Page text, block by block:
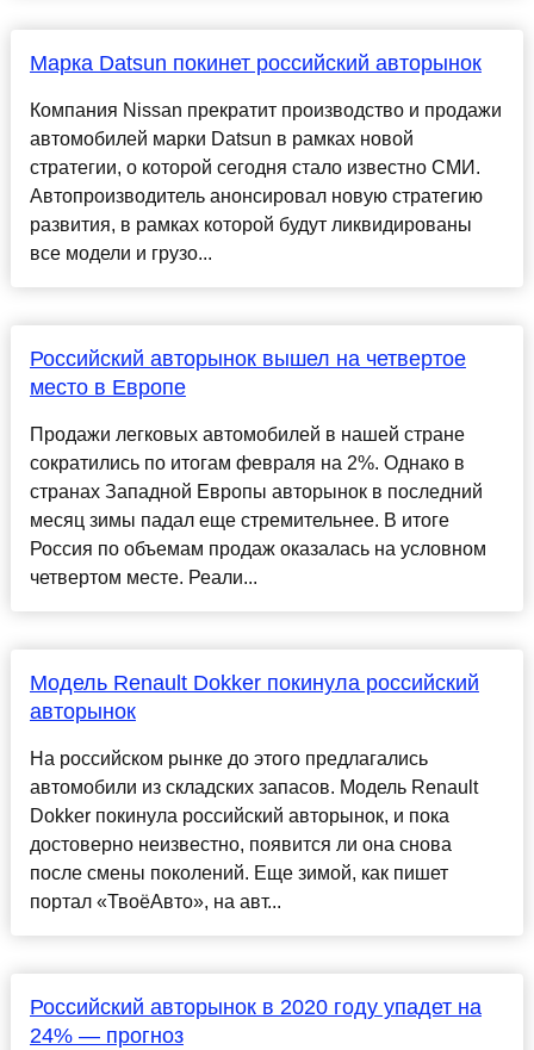
Марка Datsun покинет российский авторынок
Компания Nissan прекратит производство и продажи
автомобилей марки Datsun в рамках новой
стратегии, о которой сегодня стало известно СМИ.
Автопроизводитель анонсировал новую стратегию
развития, в рамках которой будут ликвидированы
все модели и грузо...
Российский авторынок вышел на четвертое
место в Европе
Продажи легковых автомобилей в нашей стране
сократились по итогам февраля на 2%. Однако в
странах Западной Европы авторынок в последний
месяц зимы падал еще стремительнее. В итоге
Россия по объемам продаж оказалась на условном
четвертом месте. Реали...
Модель Renault Dokker покинула российский
авторынок
На российском рынке до этого предлагались
автомобили из складских запасов. Модель Renault
Dokker покинула российский авторынок, и пока
достоверно неизвестно, появится ли она снова
после смены поколений. Еще зимой, как пишет
портал «ТвоёАвто», на авт...
Российский авторынок в 2020 году упадет на
24% — прогноз